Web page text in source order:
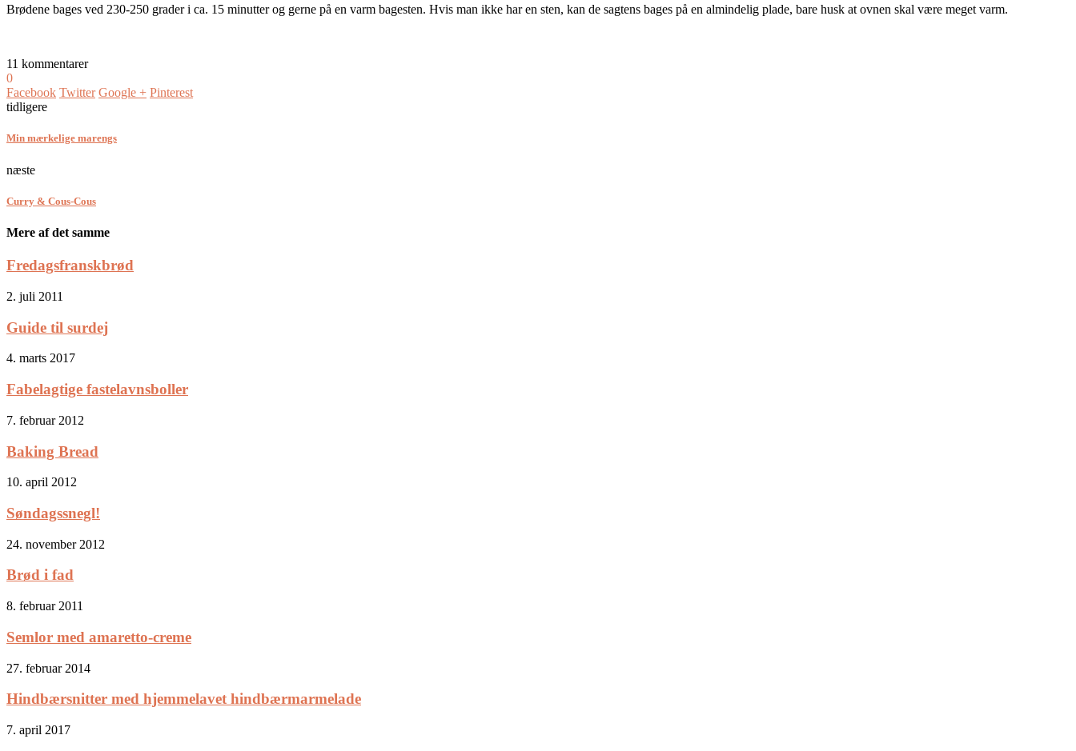
Brødene bages ved 230-250 grader i ca. 15 minutter og gerne på en varm bagesten. Hvis man ikke har en sten, kan de sagtens bages på en almindelig plade, bare husk at ovnen skal være meget varm.
11 kommentarer
0
Facebook Twitter Google + Pinterest
tidligere
Min mærkelige marengs
næste
Curry & Cous-Cous
Mere af det samme
Fredagsfranskbrød
2. juli 2011
Guide til surdej
4. marts 2017
Fabelagtige fastelavnsboller
7. februar 2012
Baking Bread
10. april 2012
Søndagssnegl!
24. november 2012
Brød i fad
8. februar 2011
Semlor med amaretto-creme
27. februar 2014
Hindbærsnitter med hjemmelavet hindbærmarmelade
7. april 2017